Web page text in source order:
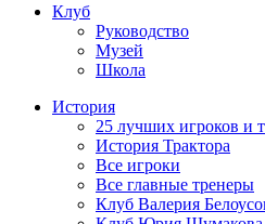
Клуб
Руководство
Музей
Школа
История
25 лучших игроков и
История Трактора
Все игроки
Все главные тренеры
Клуб Валерия